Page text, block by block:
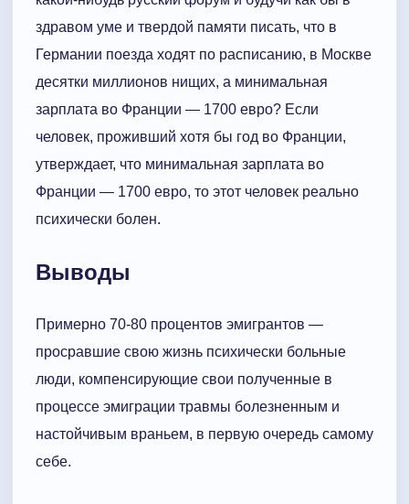
здравом уме и твердой памяти писать, что в
Германии поезда ходят по расписанию, в Москве
десятки миллионов нищих, а минимальная
зарплата во Франции — 1700 евро? Если
человек, проживший хотя бы год во Франции,
утверждает, что минимальная зарплата во
Франции — 1700 евро, то этот человек реально
психически болен.
Выводы
Примерно 70-80 процентов эмигрантов —
просравшие свою жизнь психически больные
люди, компенсирующие свои полученные в
процессе эмиграции травмы болезненным и
настойчивым враньем, в первую очередь самому
себе.